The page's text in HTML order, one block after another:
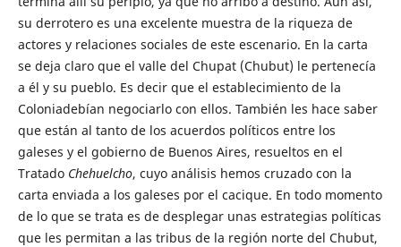
su derrotero es una excelente muestra de la riqueza de
actores y relaciones sociales de este escenario. En la carta
se deja claro que el valle del Chupat (Chubut) le pertenecía
a él y su pueblo. Es decir que el establecimiento de la
Coloniadebían negociarlo con ellos. También les hace saber
que están al tanto de los acuerdos políticos entre los
galeses y el gobierno de Buenos Aires, resueltos en el
Tratado Chehuelcho, cuyo análisis hemos cruzado con la
carta enviada a los galeses por el cacique. En todo momento
de lo que se trata es de desplegar unas estrategias políticas
que les permitan a las tribus de la región norte del Chubut,